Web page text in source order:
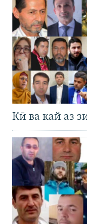
Кӣ ва кай аз